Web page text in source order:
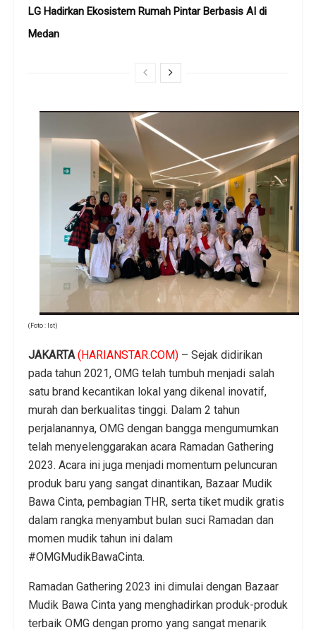
LG Hadirkan Ekosistem Rumah Pintar Berbasis AI di
Medan
(Foto : Ist)
JAKARTA(HARIANSTAR.COM) – Sejak didirikan
pada tahun 2021, OMG telah tumbuh menjadi salah
satu brand kecantikan lokal yang dikenal inovatif,
murah dan berkualitas tinggi. Dalam 2 tahun
perjalanannya, OMG dengan bangga mengumumkan
telah menyelenggarakan acara Ramadan Gathering
2023. Acara ini juga menjadi momentum peluncuran
produk baru yang sangat dinantikan, Bazaar Mudik
Bawa Cinta, pembagian THR, serta tiket mudik gratis
dalam rangka menyambut bulan suci Ramadan dan
momen mudik tahun ini dalam
#OMGMudikBawaCinta.
Ramadan Gathering 2023 ini dimulai dengan Bazaar
Mudik Bawa Cinta yang menghadirkan produk-produk
terbaik OMG dengan promo yang sangat menarik